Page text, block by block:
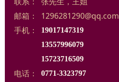
邮箱：
1296281290@qq.com
手机：
19017147319
13557996079
15723716509
电话： 0771-3323797